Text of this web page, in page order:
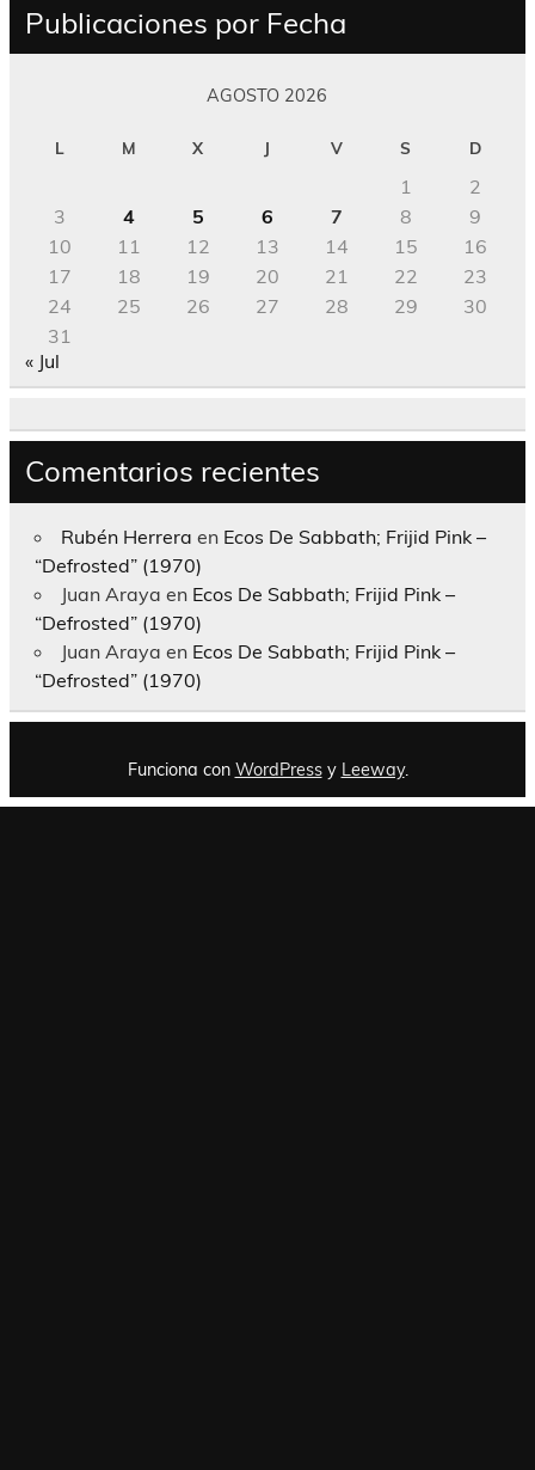
Publicaciones por Fecha
AGOSTO 2026
L M X J V S D
1
2
3
4 5 6 7 8
9
10
11 12 13 14 15
16
17
18 19 20 21 22
23
24
25 26 27 28 29
30
31
« Jul
Comentarios recientes
Rubén Herrera en Ecos De Sabbath; Frijid Pink –
“Defrosted” (1970)
Juan Araya en Ecos De Sabbath; Frijid Pink –
“Defrosted” (1970)
Juan Araya en Ecos De Sabbath; Frijid Pink –
“Defrosted” (1970)
Funciona con WordPressy Leeway.